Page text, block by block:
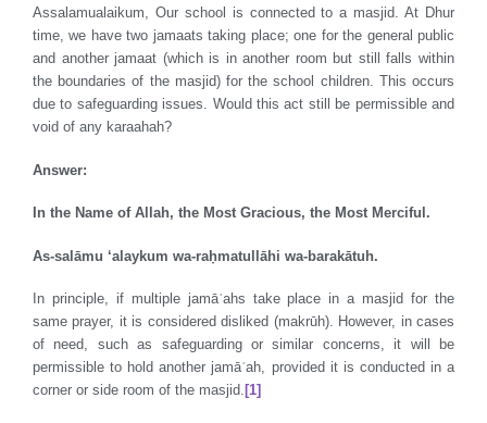
Assalamualaikum, Our school is connected to a masjid. At Dhur
time, we have two jamaats taking place; one for the general public
and another jamaat (which is in another room but still falls within
the boundaries of the masjid) for the school children. This occurs
due to safeguarding issues. Would this act still be permissible and
void of any karaahah?
Answer:
In the Name of Allah, the Most Gracious, the Most Merciful.
As-salāmu ‘alaykum wa-raḥmatullāhi wa-barakātuh.
In principle, if multiple jamāʿahs take place in a masjid for the
same prayer, it is considered disliked (makrūh). However, in cases
of need, such as safeguarding or similar concerns, it will be
permissible to hold another jamāʿah, provided it is conducted in a
corner or side room of the masjid. [1]